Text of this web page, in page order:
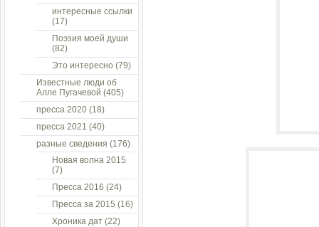
интересные ссылки
(17)
Поэзия моей души
(82)
Это интересно (79)
Известные люди об
Алле Пугачевой (405)
пресса 2020 (18)
пресса 2021 (40)
разные сведения (176)
Новая волна 2015
(7)
Пресса 2016 (24)
Пресса за 2015 (16)
Хроника дат (22)